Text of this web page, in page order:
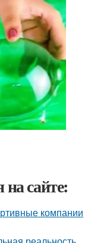
сайте:
компании